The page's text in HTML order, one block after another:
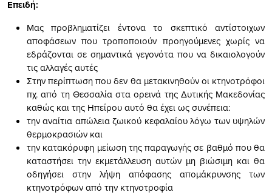
Επειδή:
Μας προβληματίζει έντονα το σκεπτικό αντίστοιχων
αποφάσεων που τροποποιούν προηγούμενες χωρίς να
εδράζονται σε σημαντικά γεγονότα που να δικαιολογούν
τις αλλαγές αυτές
Στην περίπτωση που δεν θα μετακινηθούν οι κτηνοτρόφοι
πχ. από τη Θεσσαλία στα ορεινά της Δυτικής Μακεδονίας
καθώς και της Ηπείρου αυτό θα έχει ως συνέπεια:
την αναίτια απώλεια ζωικού κεφαλαίου λόγω των υψηλών
θερμοκρασιών και
την κατακόρυφη μείωση της παραγωγής σε βαθμό που θα
καταστήσει την εκμετάλλευση αυτών μη βιώσιμη και θα
οδηγήσει στην λήψη απόφασης απομάκρυνσης των
κτηνοτρόφων από την κτηνοτροφία